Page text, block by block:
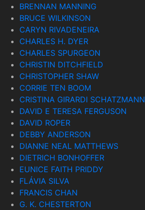
BRENNAN MANNING
BRUCE WILKINSON
CARYN RIVADENEIRA
CHARLES H. DYER
CHARLES SPURGEON
CHRISTIN DITCHFIELD
CHRISTOPHER SHAW
CORRIE TEN BOOM
CRISTINA GIRARDI SCHATZMANN
DAVID E TERESA FERGUSON
DAVID ROPER
DEBBY ANDERSON
DIANNE NEAL MATTHEWS
DIETRICH BONHOFFER
EUNICE FAITH PRIDDY
FLÁVIA SILVA
FRANCIS CHAN
G. K. CHESTERTON